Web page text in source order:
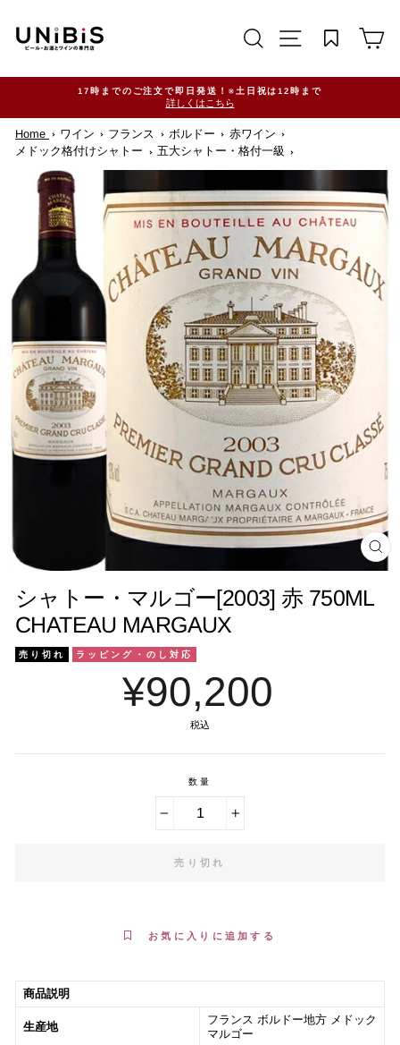
に
ッ
サイトを検索する
TRANSLATION
17時までのご注文で即日発送！※土日祝は12時まで
詳しくはこちら
Home ワイン フランス ボルドー
赤ワイン
メドック格付けシャトー
五大シャトー・格付一級
閉
じ
シャトー・マルゴー[2003] 赤 750ML
CHATEAU MARGAUX
売り切れ ラッピング・のし対応
¥90,200
税込
数量
売り切れ
お気に入りに追加する
商品説明
生産地
フランス ボルドー地方 メドック
マルゴー